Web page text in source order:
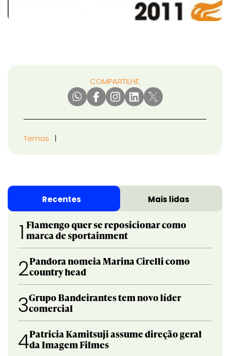
COMPARTILHE:
Temas
Recentes Mais lidas
1 Flamengo quer se reposicionar como
marca de sportainment
2Pandora nomeia Marina Cirelli como
country head
3Grupo Bandeirantes tem novo líder
comercial
4Patricia Kamitsuji assume direção geral
da Imagem Filmes